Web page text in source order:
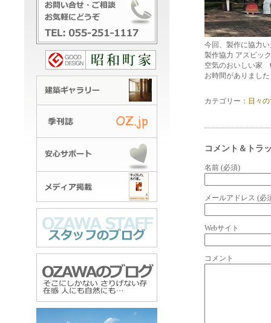
今回、製作に協力
製作協力 アスビッ
空気のおいしい家
お時間がありまし
カテゴリー： 日々
コメント＆トラ
名前 (必須)
メールアドレス (必
Webサイト
コメント